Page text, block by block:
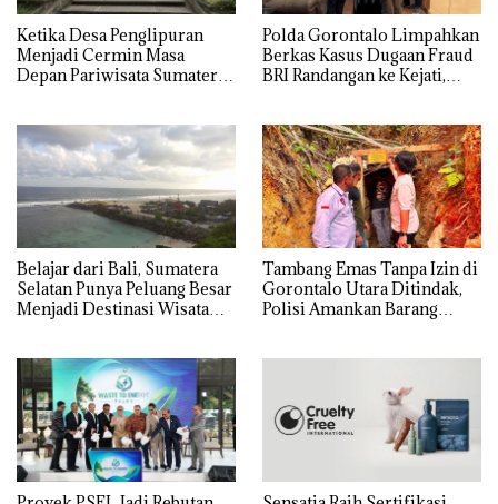
Ketika Desa Penglipuran
Menjadi Cermin Masa
Depan Pariwisata Sumatera
Polda Gorontalo Limpahkan
Berkas Kasus Dugaan Fraud
BRI Randangan ke Kejati,
Belajar dari Bali, Sumatera
Selatan Punya Peluang Besar
Menjadi Destinasi Wisata
Tambang Emas Tanpa Izin di
Gorontalo Utara Ditindak,
Polisi Amankan Barang